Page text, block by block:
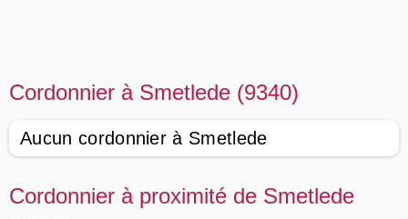
Cordonnier à Smetlede (9340)
Aucun cordonnier à Smetlede
Cordonnier à proximité de Smetlede